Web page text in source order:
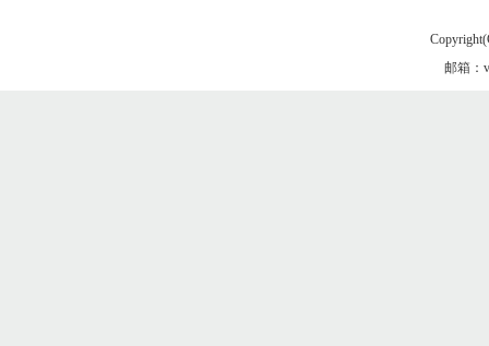
邮箱：